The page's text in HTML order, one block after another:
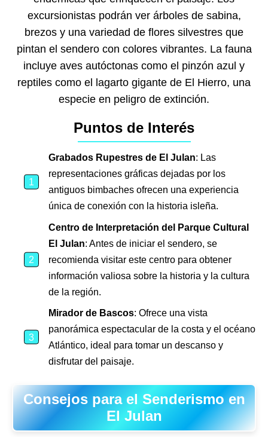
excursionistas podrán ver árboles de sabina,
brezos y una variedad de flores silvestres que
pintan el sendero con colores vibrantes. La fauna
incluye aves autóctonas como el pinzón azul y
reptiles como el lagarto gigante de El Hierro, una
especie en peligro de extinción.
Puntos de Interés
Grabados Rupestres de El Julan: Las
representaciones gráficas dejadas por los
antiguos bimbaches ofrecen una experiencia
única de conexión con la historia isleña.
Centro de Interpretación del Parque Cultural
El Julan: Antes de iniciar el sendero, se
recomienda visitar este centro para obtener
información valiosa sobre la historia y la cultura
de la región.
Mirador de Bascos: Ofrece una vista
panorámica espectacular de la costa y el océano
Atlántico, ideal para tomar un descanso y
disfrutar del paisaje.
Consejos para el Senderismo en
El Julan